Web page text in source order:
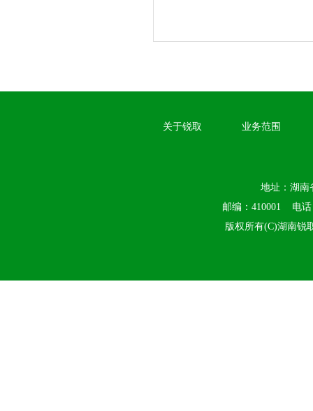
关于锐取 业务范围
地址：湖南
邮编：410001 电话
版权所有(C)湖南